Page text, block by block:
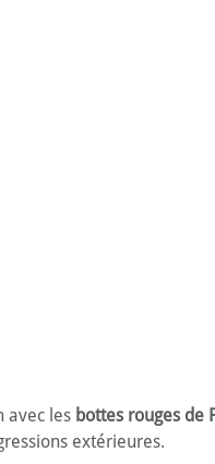
avec les bottes rouges de
extérieures.